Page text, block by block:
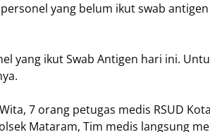
yang belum ikut swab
yang ikut Swab Antigen hari ini.
7 orang petugas medis RSUD
Mataram, Tim medis langsung